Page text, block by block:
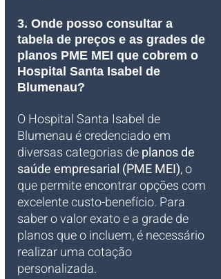
3. Onde posso consultar a
tabela de preços e as grades de
planos PME MEI que cobrem o
Hospital Santa Isabel de
Blumenau?
O Hospital Santa Isabel de
Blumenau é credenciado em
diversas categorias de planos de
saúde empresarial (PME MEI), o
que permite encontrar opções com
excelente custo-benefício. Para
saber o valor exato e a grade de
planos que o incluem, é necessário
realizar uma cotação
personalizada.